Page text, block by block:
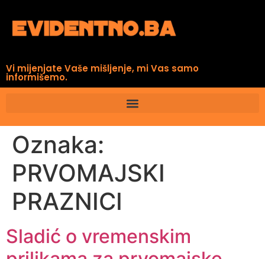
Vi mijenjate Vaše mišljenje, mi Vas samo
informišemo.
Oznaka:
PRVOMAJSKI
PRAZNICI
Sladić o vremenskim